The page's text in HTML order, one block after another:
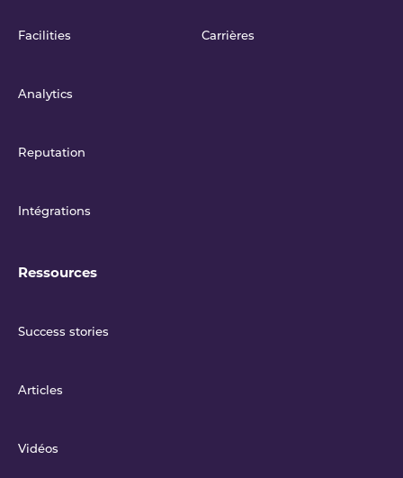
Facilities
Analytics
Reputation
Intégrations
Carrières
Ressources
Success stories
Articles
Vidéos